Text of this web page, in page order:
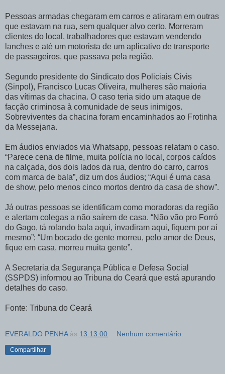
Pessoas armadas chegaram em carros e atiraram em outras
que estavam na rua, sem qualquer alvo certo. Morreram
clientes do local, trabalhadores que estavam vendendo
lanches e até um motorista de um aplicativo de transporte
de passageiros, que passava pela região.
Segundo presidente do Sindicato dos Policiais Civis
(Sinpol), Francisco Lucas Oliveira, mulheres são maioria
das vítimas da chacina. O caso teria sido um ataque de
facção criminosa à comunidade de seus inimigos.
Sobreviventes da chacina foram encaminhados ao Frotinha
da Messejana.
Em áudios enviados via Whatsapp, pessoas relatam o caso.
“Parece cena de filme, muita polícia no local, corpos caídos
na calçada, dos dois lados da rua, dentro do carro, carros
com marca de bala”, diz um dos áudios; “Aqui é uma casa
de show, pelo menos cinco mortos dentro da casa de show”.
Já outras pessoas se identificam como moradoras da região
e alertam colegas a não saírem de casa. “Não vão pro Forró
do Gago, tá rolando bala aqui, invadiram aqui, fiquem por aí
mesmo”; “Um bocado de gente morreu, pelo amor de Deus,
fique em casa, morreu muita gente”.
A Secretaria da Segurança Pública e Defesa Social
(SSPDS) informou ao Tribuna do Ceará que está apurando
detalhes do caso.
Fonte: Tribuna do Ceará
EVERALDO PENHA às 13:13:00 Nenhum comentário:
Compartilhar